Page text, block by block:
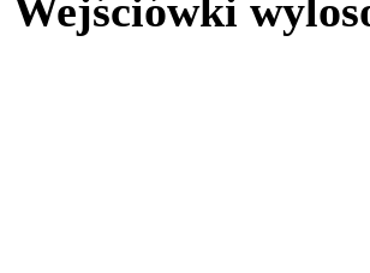
Wejściówki